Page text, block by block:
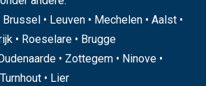
• Leuven • Mechelen • Aalst •
• Roeselare • Brugge
• Zottegem • Ninove •
• Lier